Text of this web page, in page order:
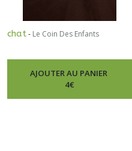
chat- Le Coin Des Enfants
AJOUTER AU PANIER
4€